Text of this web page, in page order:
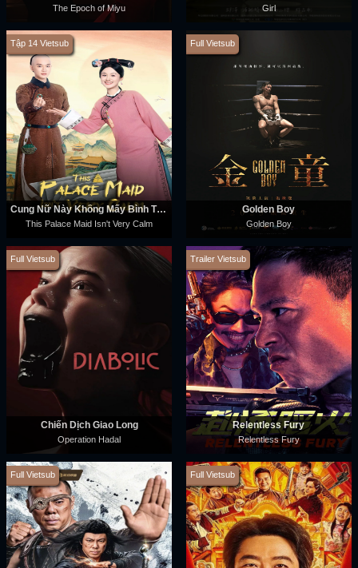
The Epoch of Miyu Girl
Tập 14 Vietsub
Cung Nữ Này Không Mấy Bình Tĩnh
This Palace Maid Isn't Very Calm
Full Vietsub
Golden Boy
Golden Boy
Full Vietsub
Chiến Dịch Giao Long
Operation Hadal
Trailer Vietsub
Relentless Fury
Relentless Fury
Full Vietsub Full Vietsub